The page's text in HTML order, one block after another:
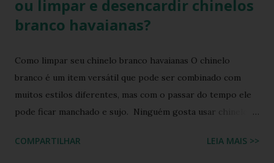
ou limpar e desencardir chinelos
branco havaianas?
Como limpar seu chinelo branco havaianas O chinelo
branco é um item versátil que pode ser combinado com
muitos estilos diferentes, mas com o passar do tempo ele
pode ficar manchado e sujo. Ninguém gosta usar chinelo
branca ou alguma cor clara, principalmente os chinelos
COMPARTILHAR LEIA MAIS >>